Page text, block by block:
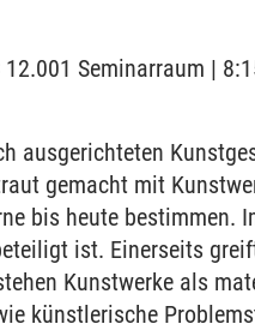
Seminarraum |
ausgerichteten
gemacht mit
bis heute bestimmen.
ist. Einerseits
Kunstwerke als
künstlerische